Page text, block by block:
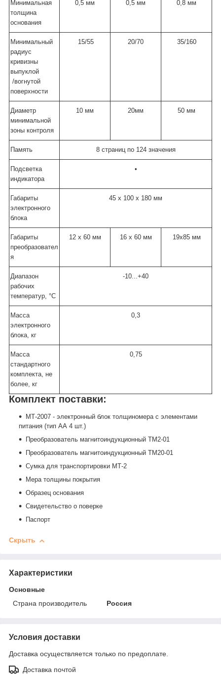
Минимальная
толщина
основания
0,5 мм 0,5 мм 0,8 мм
Минимальный
радиус
кривизны
выпуклой
/вогнутой
поверхности
15/55 20/70 35/160
Диаметр
минимальной
зоны контроля
10 мм 20мм 50 мм
Память 8 страниц по 124 значения
Подсветка
индикатора
•
Габариты
электронного
блока
45 x 100 x 180 мм
Габариты
преобразовател
я
12 х 60 мм 16 х 60 мм 19х85 мм
Диапазон
рабочих
температур, °C
-10...+40
Масса
электронного
блока, кг
0,3
Масса
стандартного
комплекта, не
более, кг
0,75
Комплект поставки:
МТ-2007 - электронный блок толщиномера с элементами
питания (тип АА 4 шт.)
Преобразователь магнитоиндукционный ТМ2-01
Преобразователь магнитоиндукционный ТМ20-01
Сумка для транспортировки МТ-2
Мера толщины покрытия
Образец основания
Свидетельство о поверке
Паспорт
Скрыть
Характеристики
Основные
Страна производитель
Россия
Условия доставки
Доставка осуществляется только по предоплате.
Доставка почтой